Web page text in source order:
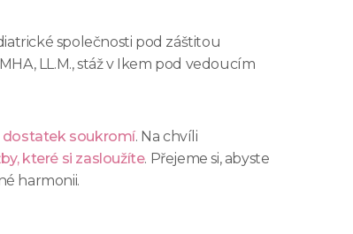
společnosti pod záštitou
LL.M., stáž v Ikem pod vedoucím
dostatek soukromí. Na chvíli
které si zasloužíte. Přejeme si, abyste
harmonii.